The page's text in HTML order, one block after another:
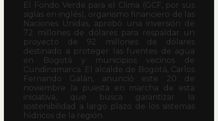
El Fondo Verde para el Clima (GCF, por sus
siglas en inglés), organismo financiero de las
Naciones Unidas, aprobó una inversión de
72 millones de dólares para respaldar un
proyecto de 92 millones de dólares
destinado a proteger las fuentes de agua
en Bogotá y municipios vecinos de
Cundinamarca. El alcalde de Bogotá, Carlos
Fernando Galán, anunció este 20 de
noviembre la puesta en marcha de esta
iniciativa, que busca garantizar la
sostenibilidad a largo plazo de los sistemas
hídricos de la región.